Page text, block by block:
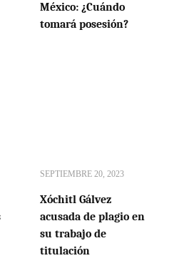
México: ¿Cuándo
tomará posesión?
SEPTIEMBRE 20, 2023
Xóchitl Gálvez
acusada de plagio en
su trabajo de
titulación